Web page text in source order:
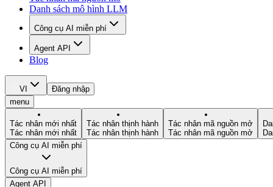
Danh sách mô hình LLM
Công cụ AI miễn phí
Agent API
Blog
VI
Đăng nhập
menu
Tác nhân mới nhất
Tác nhân mới nhất
Tác nhân thịnh hành
Tác nhân thịnh hành
Tác nhân mã nguồn mở
Tác nhân mã nguồn mở
Công cụ AI miễn phí
Công cụ AI miễn phí
Agent API